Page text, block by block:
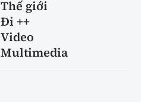
Thế giới
Đi ++
Video
Multimedia